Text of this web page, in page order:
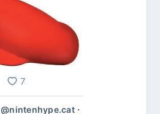
7
@nintenhype.cat⋅